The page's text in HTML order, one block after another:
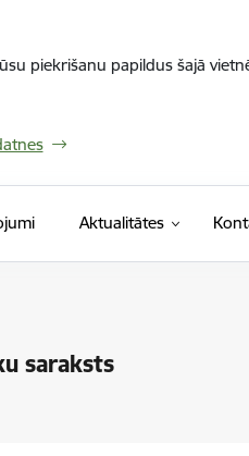
piekrišanu papildus šajā
Aktualitātes
saraksts